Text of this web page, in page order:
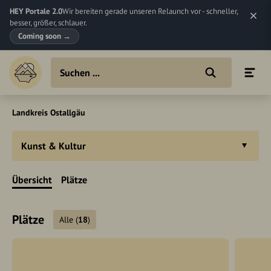
HEY Portale 2.0Wir bereiten gerade unseren Relaunch vor - schneller,
besser, größer, schlauer.
Coming soon →
Landkreis Ostallgäu
Kunst & Kultur
Übersicht Plätze
Plätze Alle (18)